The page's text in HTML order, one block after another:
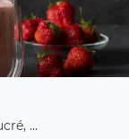
...